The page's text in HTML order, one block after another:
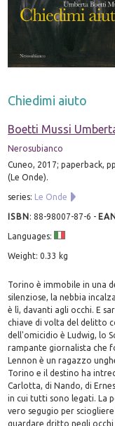
Chiedimi aiuto
Boetti Mussi
Nerosubianco
Cuneo, 2017; paperback,
(Le Onde).
series: Le Onde
ISBN:88-98007-87-6 -
Languages:
Weight: 0.33 kg
Torino è immobile in una
silenziose, la nebbia
è lì, davanti agli occhi. E
chiave di volta del delitto
dell'omicidio è Ludwig, lo
rampante giornalista che
Lennon è un ragazzo
Torino e il destino ha
Carlotta, di Nando, di
in cui tutti sono legati. La
vero segugio per
guardare dritto negli occhi